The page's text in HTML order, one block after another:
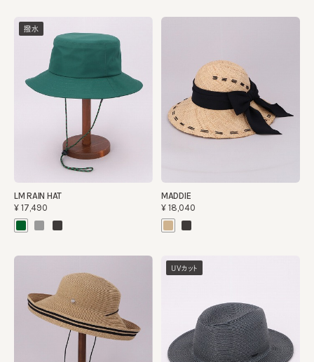
撥水
LM RAIN HAT
¥17,490
MADDIE
¥18,040
UVカット